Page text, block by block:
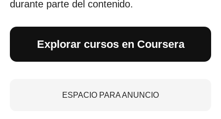
durante parte del contenido.
Explorar cursos en Coursera
ESPACIO PARA ANUNCIO